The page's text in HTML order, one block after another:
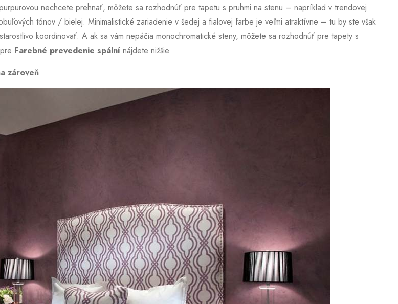
nechcete prehnať, môžete sa rozhodnúť pre tapetu s pruhmi na stenu – napríklad v trendovej
tónov / bielej. Minimalistické zariadenie v šedej a fialovej farbe je veľmi atraktívne – tu by ste však
koordinovať. A ak sa vám nepáčia monochromatické steny, môžete sa rozhodnúť pre tapety s
Farebné prevedenie spálnínájdete nižšie.
zároveň